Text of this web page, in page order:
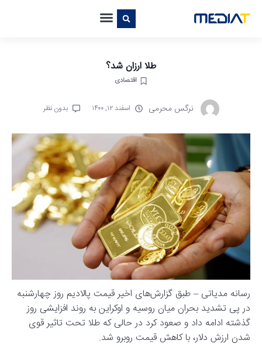
طلا ارزان شد؟
اقتصادی
نرگس محرمی اسفند ۱۲, ۱۴۰۰ بدون نظر
رسانه مدیاتی – طبق گزارش‌های اخیر قیمت پالادیم روز چهارشنبه
در پی تشدید بحران میان روسیه و اوکراین به روند افزایشی روز
گذشته ادامه داد و صعود کرد در حالی که طلا تحت تاثیر قوی
شدن ارزش دلار، با کاهش قیمت روبرو شد.